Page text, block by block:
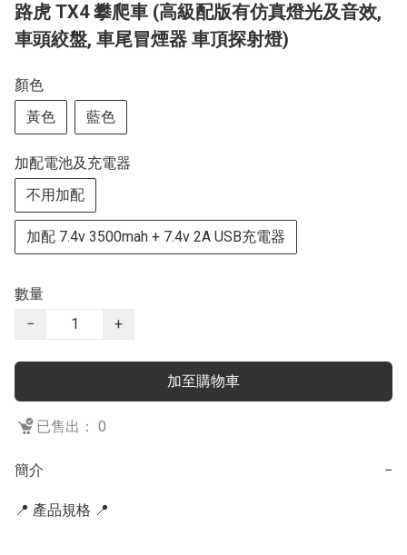
路虎 TX4 攀爬車 (高級配版有仿真燈光及音效,
車頭絞盤, 車尾冒煙器 車頂探射燈)
顏色
黃色
藍色
加配電池及充電器
不用加配
加配 7.4v 3500mah + 7.4v 2A USB充電器
數量
−
+
加至購物車
已售出： 0
簡介 −
📍 產品規格 📍